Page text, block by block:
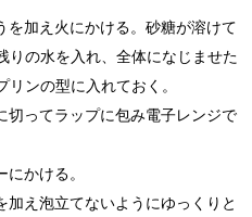
加え火にかける。砂糖が溶けて
りの水を入れ、全体になじませた
ンの型に入れておく。
ってラップに包み電子レンジで
かける。
え泡立てないようにゆっくりと